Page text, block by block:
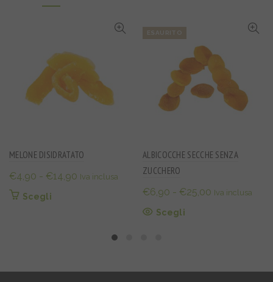
MELONE DISIDRATATO
€4,90 - €14,90 Fascia
Iva inclusa
ScegliQuesto
ESAURITO
ALBICOCCHE SECCHE SENZA
ZUCCHERO
€6,90 - €25,00 Fascia
Iva inclusa
ScegliQuesto